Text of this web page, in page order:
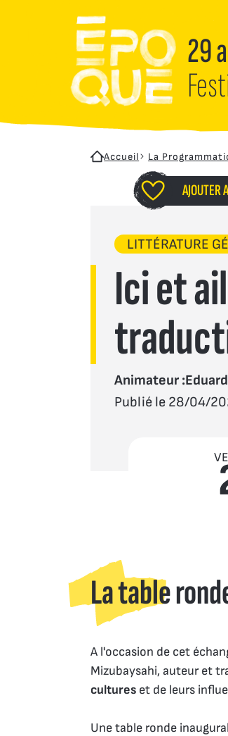
29
Accueil La
AJOUTER
LITTÉRATURE
Ici et
Animateur :
Publié le 28/04/
La table
A l'occasion de cet
Mizubaysahi, auteur et
cultures et de leurs
Une table ronde